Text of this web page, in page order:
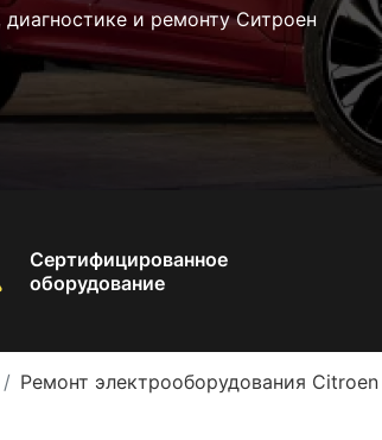
и ремонту Ситроен
Сертифицированное
оборудование
Ремонт электрооборудования